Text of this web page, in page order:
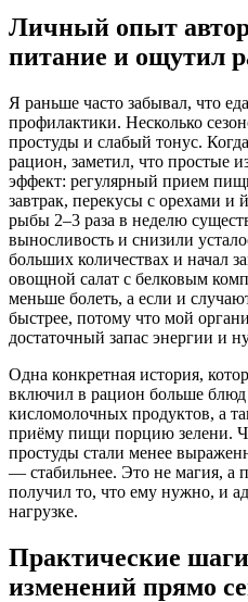
Личный опыт
питание и ощутил
Я раньше часто забывал, что
профилактики. Несколько
простуды и слабый тонус.
рацион, заметил, что простые
эффект: регулярный прием
завтрак, перекусы с орехами и
рыбы 2–3 раза в неделю
выносливость и снизили
больших количествах и начал
овощной салат с белковым
меньше болеть, а если и
быстрее, потому что мой
достаточный запас энергии и
Одна конкретная история,
включил в рацион больше
кисломолочных продуктов, а
приёму пищи порцию зелени.
простуды стали менее
— стабильнее. Это не магия, а
получил то, что ему нужно, и
нагрузке.
Практические
изменений прямо